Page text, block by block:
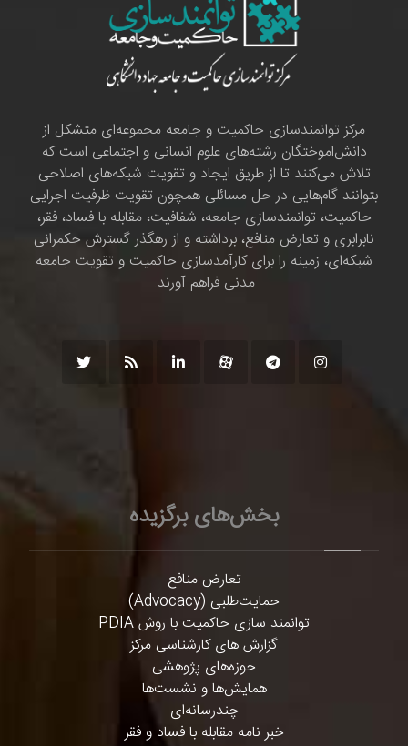
مرکز توانمندسازی حاکمیت و جامعه مجموعه‌ای متشکل از
دانش‌اموختگان رشته‌های علوم انسانی و اجتماعی است که
تلاش می‌کنند تا از طریق ایجاد و تقویت شبکه‌های اصلاحی
بتوانند گام‌هایی در حل مسائلی همچون تقویت ظرفیت اجرایی
حاکمیت، توانمندسازی جامعه، شفافیت، مقابله با فساد، فقر،
نابرابری و تعارض منافع، برداشته و از رهگذر گسترش حکمرانی
شبکه‌ای، زمینه را برای کارآمدسازی حاکمیت و تقویت جامعه
مدنی فراهم آورند.
بخش‌های برگزیده
تعارض منافع
حمایت‌طلبی (Advocacy)
توانمند سازی حاکمیت با روش PDIA
گزارش های کارشناسی مرکز
حوزه‌های پژوهشی
همایش‌ها و نشست‌ها
چندرسانه‌ای
خبر نامه مقابله با فساد و فقر